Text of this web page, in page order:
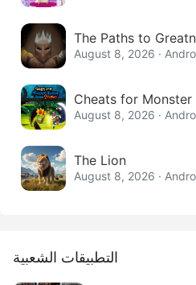
The Paths to
August 8, 2026 ·
Cheats for
August 8, 2026 ·
The Lion
August 8, 2026 ·
التطبيقات الشعبية